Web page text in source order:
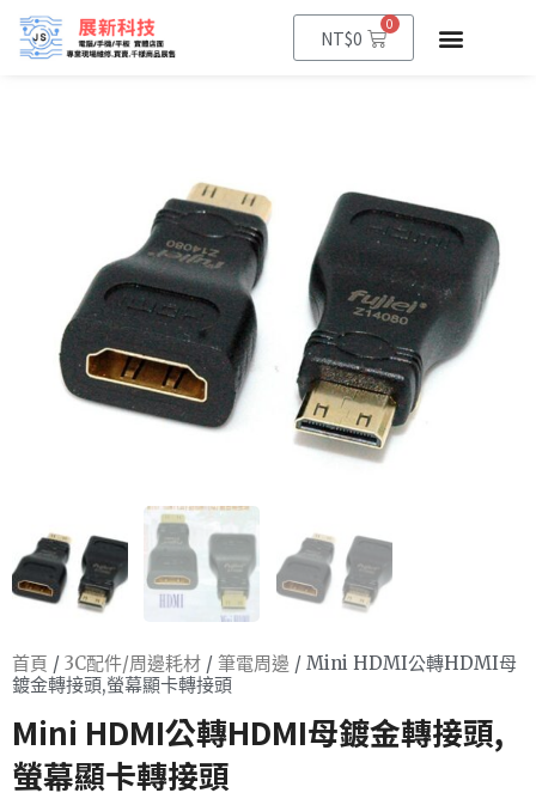
NT$0
0
首頁 / 3C配件/周邊耗材 / 筆電周邊 / Mini HDMI公轉HDMI母
鍍金轉接頭,螢幕顯卡轉接頭
Mini HDMI公轉HDMI母鍍金轉接頭,
螢幕顯卡轉接頭